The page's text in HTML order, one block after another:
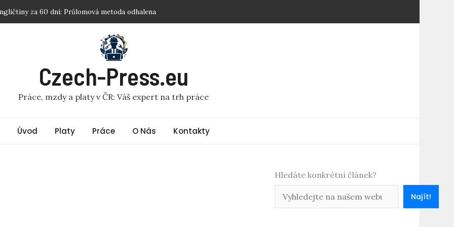
Decathlon brigáda: Tajné tipy, jak vydělat více!
Peer konzultanti: Nečekaně vysoké platy odhaleny!
lídrem: Skutečným lídrem hned: Veďte svou kariéru k vrcholu
za 60 dní: Průlomová metoda odhalena
Czech-Press.eu
Práce, mzdy a platy v ČR: Váš expert na trh práce
Úvod Platy Práce O Nás Kontakty
Hledáte konkrétní článek?
Najít!